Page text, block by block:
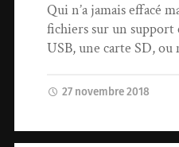
Qui n’a jamais effacé
fichiers sur un support
USB, une carte SD,
27 novembre 2018